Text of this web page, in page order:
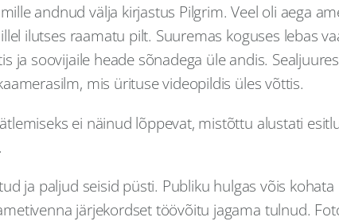
andnud välja kirjastus Pilgrim. Veel oli aega
ilutses raamatu pilt. Suuremas koguses lebas
ja soovijaile heade sõnadega üle andis.
mis ürituse videopildis üles võttis.
ei näinud lõppevat, mistõttu alustati
ja paljud seisid püsti. Publiku hulgas võis
järjekordset töövõitu jagama tulnud.